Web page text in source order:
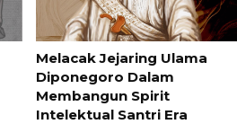
Melacak Jejaring Ulama
Diponegoro Dalam
Membangun Spirit
Intelektual Santri Era